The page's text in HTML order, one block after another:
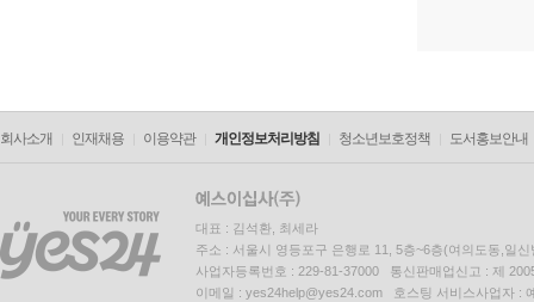
회사소개 인재채용 이용약관 개인정보처리방침 청소년보호정책 도서홍보안내
대표 : 김석환, 최세라
주소 : 서울시 영등포구 은행로 11, 5층~6층(여의도동,일신
사업자등록번호 : 229-81-37000 통신판매업신고 : 제
이메일 : yes24help@yes24.com 호스팅 서비스사업자 :